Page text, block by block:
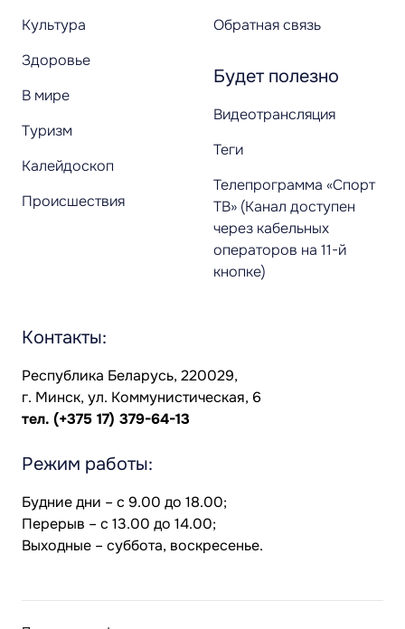
Культура
Здоровье
В мире
Туризм
Калейдоскоп
Происшествия
Обратная связь
Будет полезно
Видеотрансляция
Теги
Телепрограмма «Спорт
ТВ» (Канал доступен
через кабельных
операторов на 11-й
кнопке)
Контакты:
Республика Беларусь, 220029,
г. Минск, ул. Коммунистическая, 6
тел. (+375 17) 379-64-13
Режим работы:
Будние дни – с 9.00 до 18.00;
Перерыв – с 13.00 до 14.00;
Выходные – суббота, воскресенье.